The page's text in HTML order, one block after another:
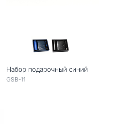
Набор подарочный синий
GSB-11